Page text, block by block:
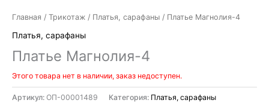
Главная / Трикотаж / Платья, сарафаны / Платье Магнолия-4
Платья, сарафаны
Платье Магнолия-4
Этого товара нет в наличии, заказ недоступен.
Артикул: ОП-00001489 Категория: Платья, сарафаны